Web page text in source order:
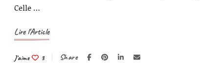
Celle …
Lire l'Article
J'aime 3 Share